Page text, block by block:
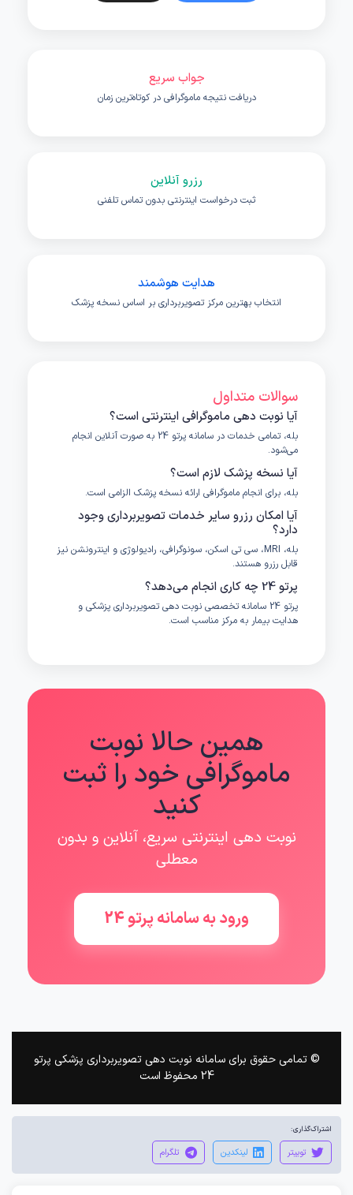
جواب سریع
دریافت نتیجه ماموگرافی در کوتاه‌ترین زمان
رزرو آنلاین
ثبت درخواست اینترنتی بدون تماس تلفنی
هدایت هوشمند
انتخاب بهترین مرکز تصویربرداری بر اساس نسخه پزشک
سوالات متداول
آیا نوبت دهی ماموگرافی اینترنتی است؟
بله، تمامی خدمات در سامانه پرتو 24 به صورت آنلاین انجام
می‌شود.
آیا نسخه پزشک لازم است؟
بله، برای انجام ماموگرافی ارائه نسخه پزشک الزامی است.
آیا امکان رزرو سایر خدمات تصویربرداری وجود
دارد؟
بله، MRI، سی تی اسکن، سونوگرافی، رادیولوژی و اینترونشن نیز
قابل رزرو هستند.
پرتو 24 چه کاری انجام می‌دهد؟
پرتو 24 سامانه تخصصی نوبت دهی تصویربرداری پزشکی و
هدایت بیمار به مرکز مناسب است.
همین حالا نوبت
ماموگرافی خود را ثبت
کنید
نوبت دهی اینترنتی سریع، آنلاین و بدون
معطلی
ورود به سامانه پرتو 24
© تمامی حقوق برای سامانه نوبت دهی تصویربرداری پزشکی پرتو
24 محفوظ است
اشتراک‌گذاری:
توییتر لینکدین تلگرام